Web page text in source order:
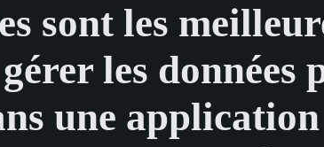
sont les
les données
une application